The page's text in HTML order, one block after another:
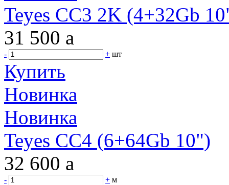
Teyes CC3 2K (4+32Gb
31 500 a
- + шт
Купить
Новинка
Новинка
Teyes CC4 (6+64Gb 10")
32 600 a
- + м